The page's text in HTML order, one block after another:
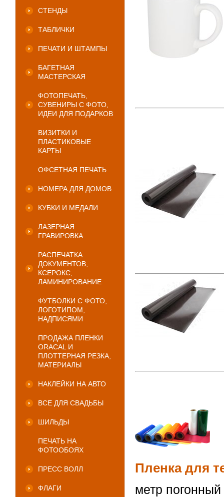
СТЕНДЫ
ТАБЛИЧКИ
ПЕЧАТИ И ШТАМПЫ
БАГЕТНАЯ
МАСТЕРСКАЯ
ФОТОПЕЧАТЬ,
СУВЕНИРЫ С ФОТО,
ИДЕИ ДЛЯ ПОДАРКОВ
ВИЗИТКИ И
ПЛАСТИКОВЫЕ
КАРТЫ
ОФСЕТНАЯ ПЕЧАТЬ
НОМЕРА ДЛЯ ДОМОВ
КУБКИ И МЕДАЛИ
ЛАЗЕРНАЯ
ГРАВИРОВКА
РАСПЕЧАТКА
ДОКУМЕНТОВ,
КСЕРОКС,
ЛАМИНИРОВАНИЕ
ФУТБОЛКИ С ФОТО,
ЛОГОТИПОМ,
НАДПИСЯМИ
ПРОДАЖА ПЛЕНКИ
ORACAL И
ПЛОТТЕРНАЯ РЕЗКА,
МАТЕРИАЛЫ
НАКЛЕЙКИ НА АВТО
ВСЕ ДЛЯ СВАДЬБЫ
ШИЛЬДЫ
ПЕЧАТЬ НА
ФОТООБОЯХ
ПРЕСС ВОЛЛ
ФЛАГИ
Пленка для
метр